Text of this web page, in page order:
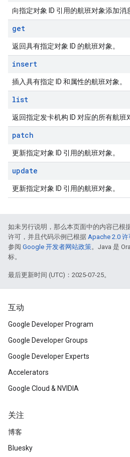
向指定对象 ID 引用的航班对象添加消
get
返回具有指定对象 ID 的航班对象。
insert
插入具有指定 ID 和属性的航班对象。
list
返回指定发卡机构 ID 对应的所有航班
patch
更新指定对象 ID 引用的航班对象。
update
更新指定对象 ID 引用的航班对象。
如未另行说明，那么本页面中的内容已根
许可，并且代码示例已根据 Apache 2.0 许
参阅 Google 开发者网站政策。Java 是
标。
最后更新时间 (UTC)：2025-07-25。
互动
Google Developer Program
Google Developer Groups
Google Developer Experts
Accelerators
Google Cloud & NVIDIA
关注
博客
Bluesky